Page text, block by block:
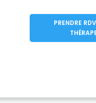
PRENDRE